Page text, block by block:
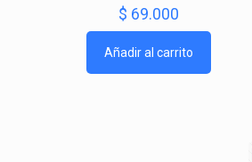
$ 69.000
Añadir al carrito